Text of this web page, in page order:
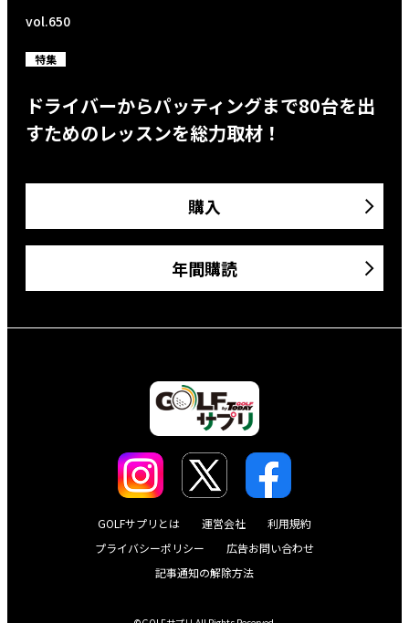
vol.650
特集
ドライバーからパッティングまで80台を出
すためのレッスンを総力取材！
購入
年間購読
GOLFサプリとは 運営会社
利用規約
プライバシーポリシー
広告お問い合わせ
記事通知の解除方法